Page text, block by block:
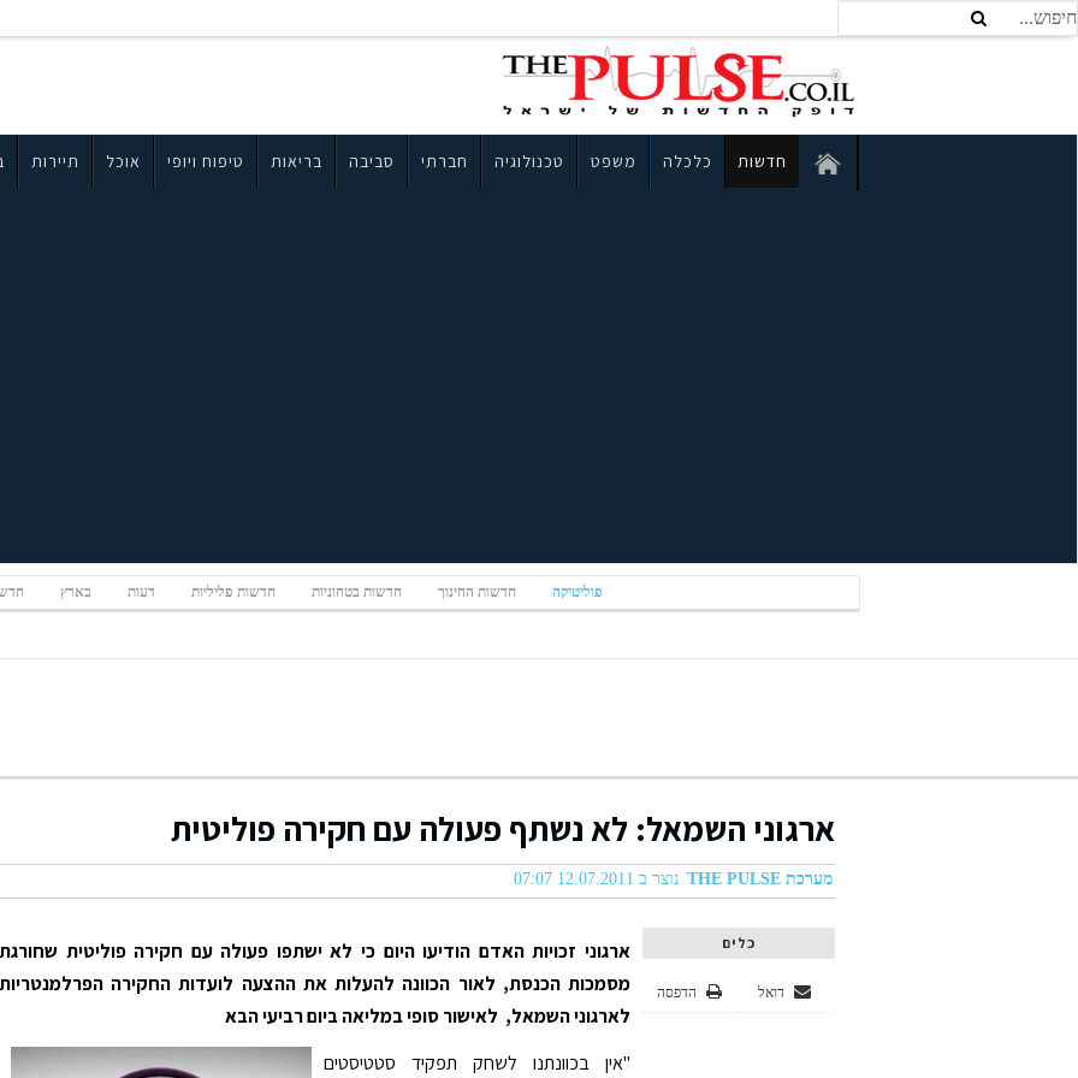
חדשות כלכלה משפט טכנולוגיה חברתי סביבה בריאות טיפוח ויופי אוכל תיירות
פוליטיקה חדשות החינוך חדשות בטחוניות חדשות פליליות דעות בארץ
ארגוני השמאל: לא נשתף פעולה עם חקירה פוליטית
מערכת THE PULSE נוצר ב 12.07.2011 07:07
כלים
הדפסה דואל
ארגוני זכויות האדם הודיעו היום כי לא ישתפו פעולה עם חקירה פוליטית שחורגת
מסמכות הכנסת, לאור הכוונה להעלות את ההצעה לועדות החקירה הפרלמנטריות
לארגוני השמאל, לאישור סופי במליאה ביום רביעי הבא
"אין בכוונתנו לשחק תפקיד סטטיסטים